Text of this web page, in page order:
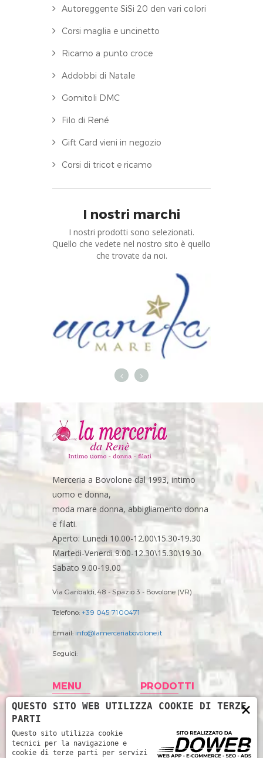
Autoreggente SiSi 20 den vari colori
Corsi maglia e uncinetto
Ricamo a punto croce
Addobbi di Natale
Gomitoli DMC
Filo di René
Gift Card vieni in negozio
Corsi di tricot e ricamo
I nostri marchi
I nostri prodotti sono selezionati.
Quello che vedete nel nostro sito è quello
che trovate da noi.
Merceria a Bovolone dal 1993, intimo
uomo e donna,
moda mare donna, abbigliamento donna
e filati.
Aperto: Lunedi 10.00-12.00\15.30-19.30
Martedi-Venerdi 9.00-12.30\15.30\19.30
Sabato 9.00-19.00
Via Garibaldi, 48 - Spazio 3 - Bovolone (VR)
Telefono: +39 045 7100471
Email: info@lamerceriabovolone.it
Seguici:
MENU
Home
Storia
Prodotti
PRODOTTI
Abbigliamento
Accessori merceria
Filati
×
QUESTO SITO WEB UTILIZZA COOKIE DI TERZE
PARTI
Questo sito utilizza cookie
tecnici per la navigazione e
cookie di terze parti per servizi